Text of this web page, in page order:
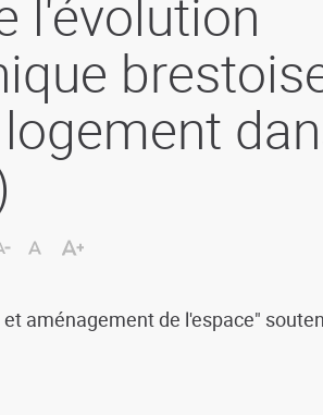
l'évolution
aménagement de l'espace"